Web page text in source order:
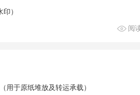
）
阅
用于原纸堆放及转运承载）